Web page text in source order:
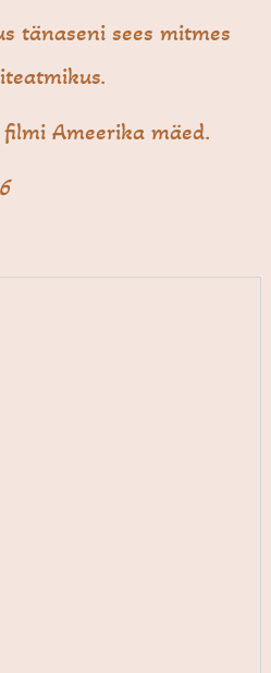
tänaseni sees mitmes
Ameerika mäed.